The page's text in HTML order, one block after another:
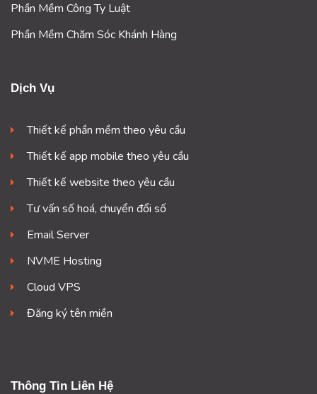
Phần Mềm Công Ty Luật
Phần Mềm Chăm Sóc Khánh Hàng
Dịch Vụ
Thiết kế phần mềm theo yêu cầu
Thiết kế app mobile theo yêu cầu
Thiết kế website theo yêu cầu
Tư vấn số hoá, chuyển đổi số
Email Server
NVME Hosting
Cloud VPS
Đăng ký tên miền
Thông Tin Liên Hệ